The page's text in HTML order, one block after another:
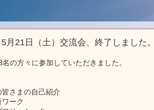
月21日（土）交流会、終了しました
の方々に参加していただきました。
皆さまの自己紹介
ワーク